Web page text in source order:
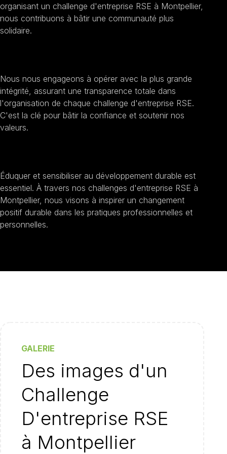
organisant un challenge d'entreprise RSE à Montpellier,
nous contribuons à bâtir une communauté plus
solidaire.
Nous nous engageons à opérer avec la plus grande
intégrité, assurant une transparence totale dans
l'organisation de chaque challenge d'entreprise RSE.
C'est la clé pour bâtir la confiance et soutenir nos
valeurs.
Éduquer et sensibiliser au développement durable est
essentiel. À travers nos challenges d'entreprise RSE à
Montpellier, nous visons à inspirer un changement
positif durable dans les pratiques professionnelles et
personnelles.
GALERIE
Des images d'un
Challenge
D'entreprise RSE
à Montpellier